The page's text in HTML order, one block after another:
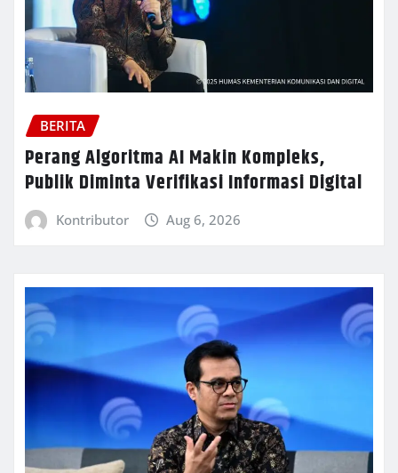
BERITA
Perang Algoritma AI Makin Kompleks,
Publik Diminta Verifikasi Informasi Digital
Kontributor Aug 6, 2026